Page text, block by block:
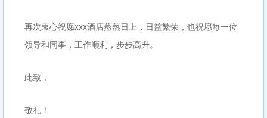
再次衷心祝愿xxx酒店蒸蒸日上，日益繁荣，也祝愿每一位
领导和同事，工作顺利，步步高升。
此致，
敬礼！